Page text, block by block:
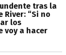
tras la
“Si no
los
voy a hacer